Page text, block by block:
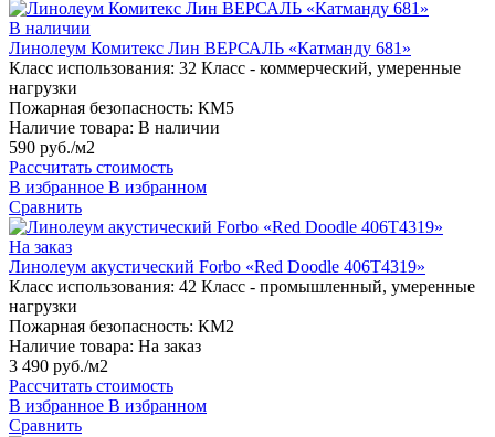
В наличии
Линолеум Комитекс Лин ВЕРСАЛЬ «Катманду 681»
Класс использования: 32 Класс - коммерческий, умеренные
нагрузки
Пожарная безопасность: КМ5
Наличие товара: В наличии
590 руб./м2
Рассчитать стоимость
В избранное В избранном
Сравнить
На заказ
Линолеум акустический Forbo «Red Doodle 406T4319»
Класс использования: 42 Класс - промышленный, умеренные
нагрузки
Пожарная безопасность: КМ2
Наличие товара: На заказ
3 490 руб./м2
Рассчитать стоимость
В избранное В избранном
Сравнить